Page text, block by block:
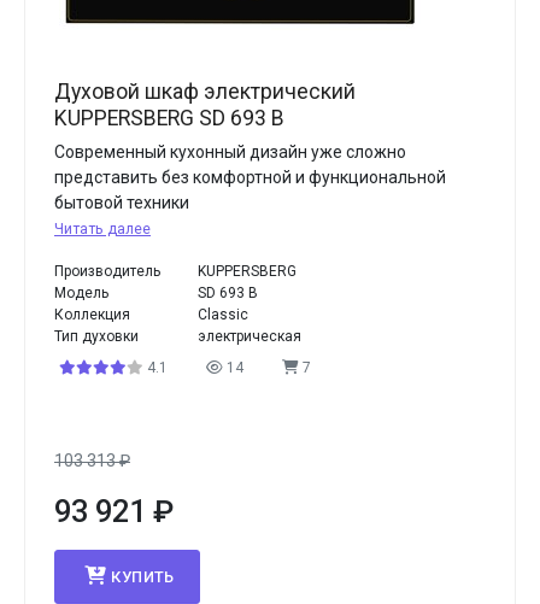
Духовой шкаф электрический
KUPPERSBERG SD 693 B
Современный кухонный дизайн уже сложно
представить без комфортной и функциональной
бытовой техники
Читать далее
Производитель
KUPPERSBERG
Модель
SD 693 B
Коллекция
Classic
Тип духовки
электрическая
4.1
14 7
103 313₽
93 921 ₽
КУПИТЬ